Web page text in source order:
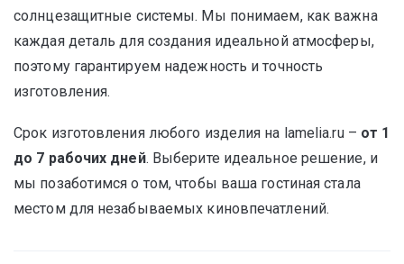
солнцезащитные системы. Мы понимаем, как важна
каждая деталь для создания идеальной атмосферы,
поэтому гарантируем надежность и точность
изготовления.
Срок изготовления любого изделия на lamelia.ru – от 1
до 7 рабочих дней. Выберите идеальное решение, и
мы позаботимся о том, чтобы ваша гостиная стала
местом для незабываемых киновпечатлений.